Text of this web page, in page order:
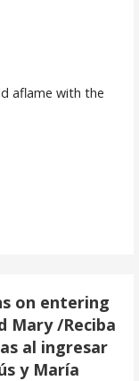
aflame with the
on entering
Mary /Reciba
al ingresar
y María